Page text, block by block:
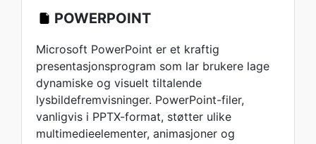
POWERPOINT
Microsoft PowerPoint er et kraftig
presentasjonsprogram som lar brukere lage
dynamiske og visuelt tiltalende
lysbildefremvisninger. PowerPoint-filer,
vanligvis i PPTX-format, støtter ulike
multimedieelementer, animasjoner og